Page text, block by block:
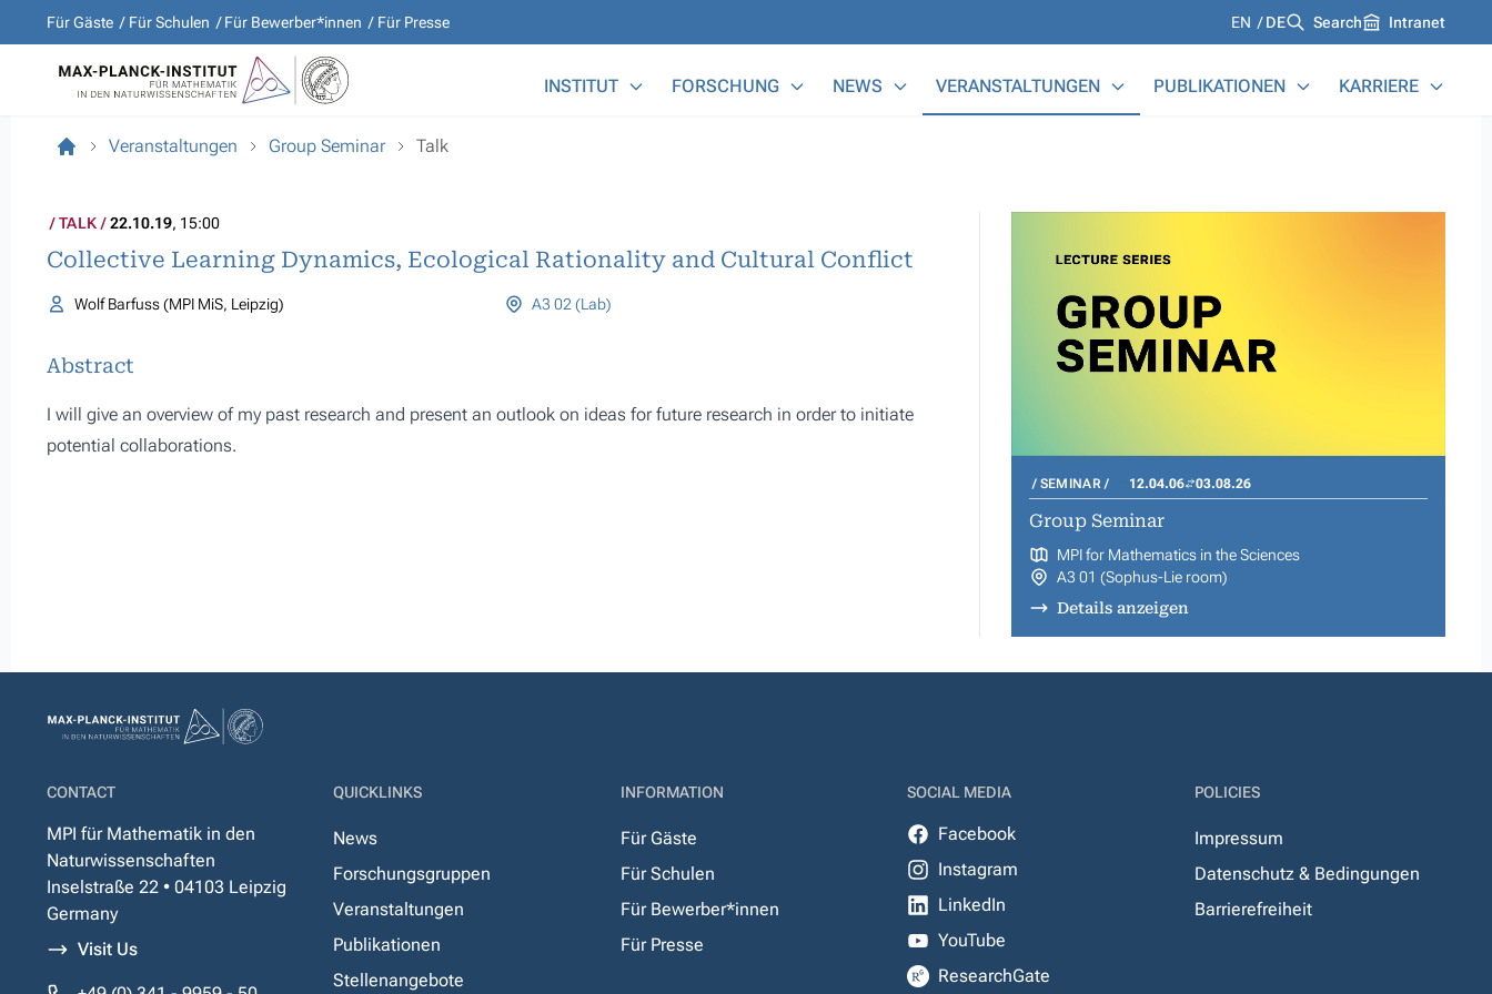
Für Gäste Für Schulen Für Bewerber*innen Für Presse Languages
EN DE Search Intranet
INSTITUT FORSCHUNG NEWS VERANSTALTUNGEN PUBLIKATIONEN KARRIERE
Veranstaltungen Group Seminar Talk
TALK 22.10.19, 15:00
Collective Learning Dynamics, Ecological Rationality and Cultural Conflict
Wolf Barfuss (MPI MiS, Leipzig) A3 02 (Lab)
Abstract
I will give an overview of my past research and present an outlook on ideas for future research in order to initiate
potential collaborations.
SEMINAR 12.04.06 03.08.26
Group Seminar
MPI for Mathematics in the Sciences
A3 01 (Sophus-Lie room)
Details anzeigen
CONTACT
MPI für Mathematik in den
Naturwissenschaften
Inselstraße 22 • 04103 Leipzig
Germany
Visit Us
QUICKLINKS
News
Forschungsgruppen
Veranstaltungen
Publikationen
Stellenangebote
INFORMATION
Für Gäste
Für Schulen
Für Bewerber*innen
Für Presse
SOCIAL MEDIA
Facebook
Instagram
LinkedIn
YouTube
ResearchGate
POLICIES
Impressum
Datenschutz & Bedingungen
Barrierefreiheit